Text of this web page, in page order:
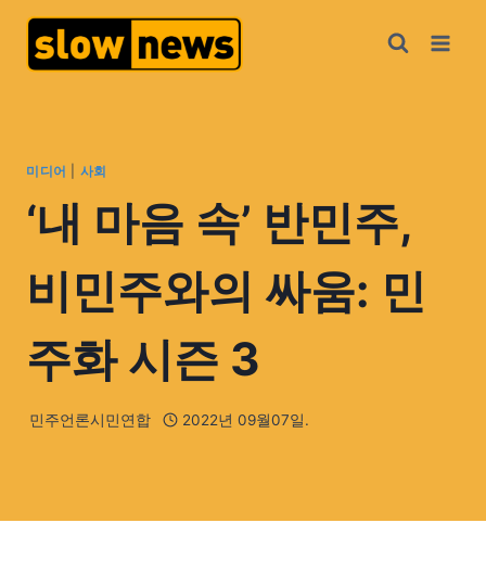
미디어 사회
‘내 마음 속’ 반민주,
비민주와의 싸움: 민
주화 시즌 3
민주언론시민연합 2022년 09월07일.